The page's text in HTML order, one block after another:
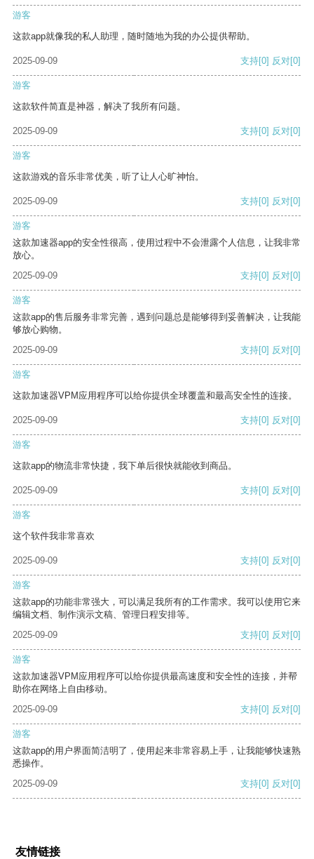
游客
这款app就像我的私人助理，随时随地为我的办公提供帮助。
2025-09-09 支持[0] 反对[0]
游客
这款软件简直是神器，解决了我所有问题。
2025-09-09 支持[0] 反对[0]
游客
这款游戏的音乐非常优美，听了让人心旷神怡。
2025-09-09 支持[0] 反对[0]
游客
这款加速器app的安全性很高，使用过程中不会泄露个人信息，让我非常
放心。
2025-09-09
支持[0] 反对[0]
游客
这款app的售后服务非常完善，遇到问题总是能够得到妥善解决，让我能
够放心购物。
2025-09-09
支持[0] 反对[0]
游客
这款加速器VPM应用程序可以给你提供全球覆盖和最高安全性的连接。
2025-09-09 支持[0] 反对[0]
游客
这款app的物流非常快捷，我下单后很快就能收到商品。
2025-09-09 支持[0] 反对[0]
游客
这个软件我非常喜欢
2025-09-09 支持[0] 反对[0]
游客
这款app的功能非常强大，可以满足我所有的工作需求。我可以使用它来
编辑文档、制作演示文稿、管理日程安排等。
2025-09-09
支持[0] 反对[0]
游客
这款加速器VPM应用程序可以给你提供最高速度和安全性的连接，并帮
助你在网络上自由移动。
2025-09-09
支持[0] 反对[0]
游客
这款app的用户界面简洁明了，使用起来非常容易上手，让我能够快速熟
悉操作。
2025-09-09
支持[0] 反对[0]
友情链接